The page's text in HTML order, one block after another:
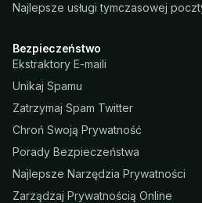
Najlepsze usługi tymczasowej
Bezpieczeństwo
Ekstraktory E-maili
Unikaj Spamu
Zatrzymaj Spam Twitter
Chroń Swoją Prywatność
Porady Bezpieczeństwa
Najlepsze Narzędzia Prywatności
Zarządzaj Prywatnością Online